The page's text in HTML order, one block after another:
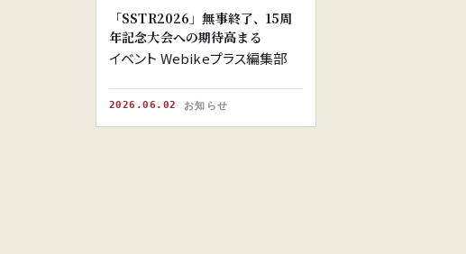
「SSTR2026」無事終了、15周
年記念大会への期待高まる
イベント Webikeプラス編集部
2026.06.02 お知らせ